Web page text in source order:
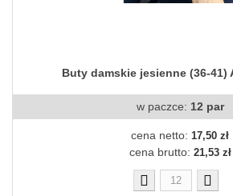
Buty damskie jesienne (36-41)
w paczce: 12 par
cena netto: 17,50 zł
cena brutto: 21,53 zł